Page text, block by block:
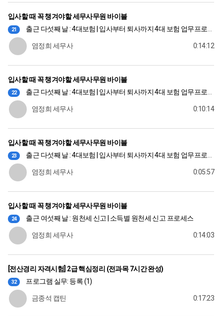
입사할 때 꼭 챙겨야할 세무사무원 바이블
21
염정희 세무사 0:14:12
입사할 때 꼭 챙겨야할 세무사무원 바이블
22
염정희 세무사 0:10:14
입사할 때 꼭 챙겨야할 세무사무원 바이블
23
염정희 세무사 0:05:57
입사할 때 꼭 챙겨야할 세무사무원 바이블
24 출근 여섯째 날 : 원천세 신고 | 소득별 원천세 신고 프로세스
염정희 세무사 0:14:03
[전산경리 자격시험] 2급 핵심정리 (전과목 7시간 완성)
32 프로그램 실무: 등록 (1)
금종석 캡틴 0:17:23